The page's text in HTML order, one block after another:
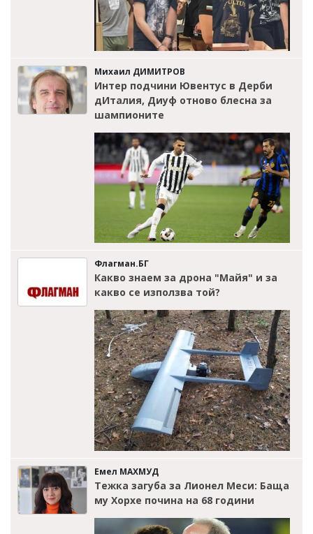
Михаил ДИМИТРОВ
Интер подчини Ювентус в Дерби
дИталия, Диуф отново блесна за
шампионите
Флагман.БГ
Какво знаем за дрона "Майя" и за
какво се използва той?
Емел МАХМУД
Тежка загуба за Лионел Меси: Баща
му Хорхе почина на 68 години